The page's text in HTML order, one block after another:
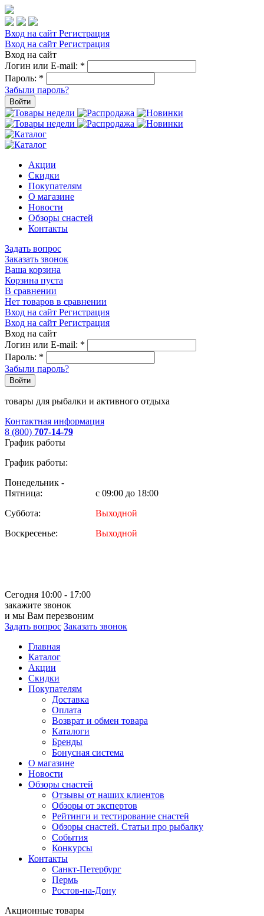
Вход на сайт Регистрация
Вход на сайт Регистрация
Вход на сайт
Логин или E-mail: *
Пароль: *
Забыли пароль?
Войти
Акции
Скидки
Покупателям
О магазине
Новости
Обзоры снастей
Контакты
Задать вопрос
Заказать звонок
Ваша корзина
Корзина пуста
В сравнении
Нет товаров в сравнении
Вход на сайт Регистрация
Вход на сайт Регистрация
Вход на сайт
Логин или E-mail: *
Пароль: *
Забыли пароль?
Войти
товары для рыбалки и активного отдыха
Контактная информация
8 (800) 707-14-79
График работы
График работы:
Понедельник -
Пятница:
с 09:00 до 18:00
Суббота:
Выходной
Воскресенье:
Выходной
Сегодня 10:00 - 17:00
закажите звонок
и мы Вам перезвоним
Задать вопрос Заказать звонок
Главная
Каталог
Акции
Скидки
Покупателям
Доставка
Оплата
Возврат и обмен товара
Каталоги
Бренды
Бонусная система
О магазине
Новости
Обзоры снастей
Отзывы от наших клиентов
Обзоры от экспертов
Рейтинги и тестирование снастей
Обзоры снастей. Статьи про рыбалку
События
Конкурсы
Контакты
Санкт-Петербург
Пермь
Ростов-на-Дону
Акционные товары